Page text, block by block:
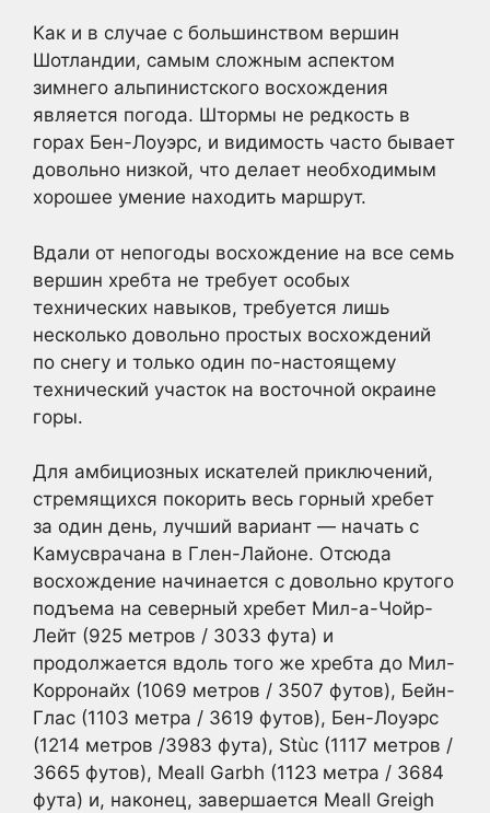
Как и в случае с большинством вершин
Шотландии, самым сложным аспектом
зимнего альпинистского восхождения
является погода. Штормы не редкость в
горах Бен-Лоуэрс, и видимость часто бывает
довольно низкой, что делает необходимым
хорошее умение находить маршрут.
Вдали от непогоды восхождение на все семь
вершин хребта не требует особых
технических навыков, требуется лишь
несколько довольно простых восхождений
по снегу и только один по-настоящему
технический участок на восточной окраине
горы.
Для амбициозных искателей приключений,
стремящихся покорить весь горный хребет
за один день, лучший вариант — начать с
Камусврачана в Глен-Лайоне. Отсюда
восхождение начинается с довольно крутого
подъема на северный хребет Мил-а-Чойр-
Лейт (925 метров / 3033 фута) и
продолжается вдоль того же хребта до Мил-
Корронайх (1069 метров / 3507 футов), Бейн-
Глас (1103 метра / 3619 футов), Бен-Лоуэрс
(1214 метров /3983 фута), Stùc (1117 метров /
3665 футов), Meall Garbh (1123 метра / 3684
фута) и, наконец, завершается Meall Greigh